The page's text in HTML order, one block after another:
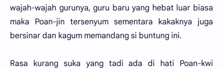
wajah-wajah gurunya, guru baru yang hebat luar biasa
maka Poan-jin tersenyum sementara kakaknya juga
bersinar dan kagum memandang si buntung ini.
Rasa kurang suka yang tadi ada di hati Poan-kwi